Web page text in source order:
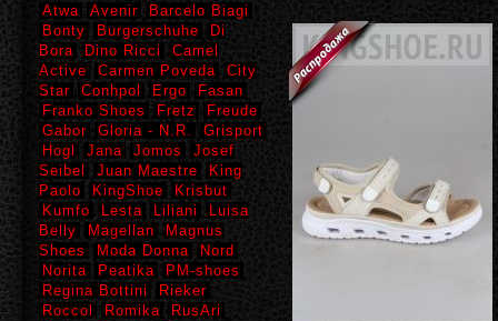
Atwa
Avenir
Barcelo Biagi
Bonty
Burgerschuhe
Di
Bora
Dino Ricci
Camel
Active
Carmen Poveda
City
Star
Conhpol Ergo
Fasan
Franko Shoes
Fretz
Freude
Gabor
Gloria - N.R.
Grisport
Hogl
Jana Jomos
Josef
Seibel
Juan Maestre
King
Paolo
KingShoe
Krisbut
Kumfo
Lesta Liliani
Luisa
Belly
Magellan
Magnus
Shoes
Moda Donna
Nord
Norita
Peatika
PM-shoes
Regina Bottini
Rieker
Roccol
Romika
RusAri